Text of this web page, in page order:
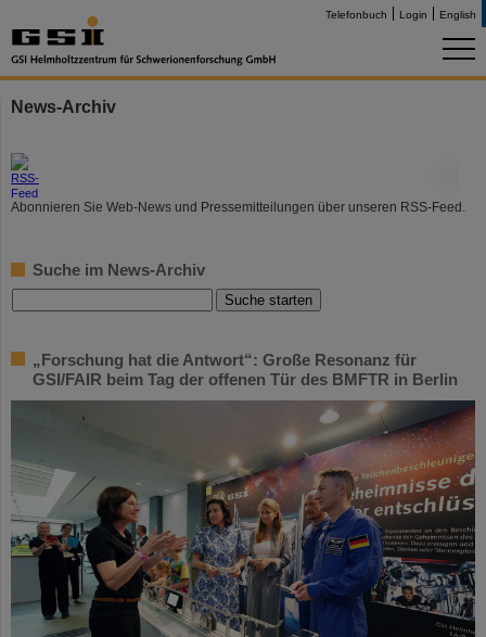
Telefonbuch Login English
News-Archiv
Abonnieren Sie Web-News und Pressemitteilungen über unseren RSS-Feed.
Suche im News-Archiv
„Forschung hat die Antwort“: Große Resonanz für
GSI/FAIR beim Tag der offenen Tür des BMFTR in Berlin